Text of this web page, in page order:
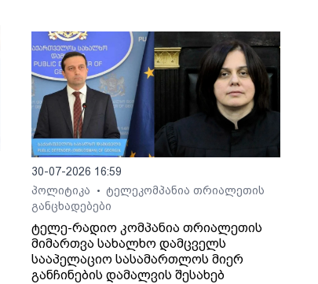
30-07-2026 16:59
პოლიტიკა
•
ტელეკომპანია თრიალეთის
განცხადებები
ტელე-რადიო კომპანია თრიალეთის
მიმართვა სახალხო დამცველს
სააპელაციო სასამართლოს მიერ
განჩინების დამალვის შესახებ